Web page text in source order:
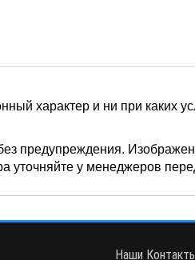
характер и ни при каких
предупреждения.
уточняйте у менеджеров
Наши